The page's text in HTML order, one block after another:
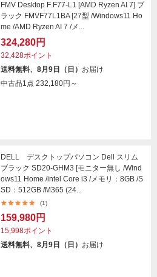
FMV Desktop F F77-L1 [AMD Ryzen AI 7] ブ
ラック FMVF77L1BA [27型 /Windows11 Ho
me /AMD Ryzen AI 7 /メ...
324,280円
32,428ポイント
送料無料、8月9日（日） お届け
中古品1点 232,180円～
DELL デスクトップパソコン Dell スリム
ブラック SD20-GHM3 [モニター無し /Wind
ows11 Home /intel Core i3 /メモリ：8GB /S
SD：512GB /M365 (24...
(1)
159,980円
15,998ポイント
送料無料、8月9日（日） お届け